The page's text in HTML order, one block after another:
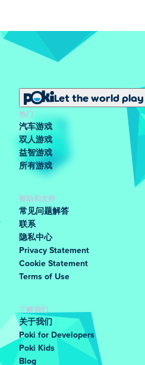
Let the world play
热门
汽车游戏
双人游戏
益智游戏
所有游戏
帮助和支持
常见问题解答
联系
隐私中心
Privacy Statement
Cookie Statement
Terms of Use
了解我们
关于我们
Poki for Developers
Poki Kids
Blog